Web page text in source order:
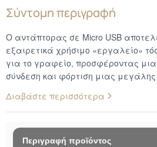
Σύντομη περιγραφή
Ο αντάπτορας σε Micro USB
εξαιρετικά χρήσιμο «εργαλείο»
για το γραφείο, προσφέροντας μια
σύνδεση και φόρτιση μιας μεγάλης
συνδέσεων ποικίλλουν, ένας
σας γλιτώσει από την ανάγκη να
διαφορετικά καλώδια ή
σας επιτρέπει να συνδέετε
Διαβάστε περισσότερα
Περιγραφή προϊόντος